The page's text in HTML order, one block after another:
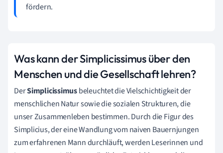
fördern.
Was kann der Simplicissimus über den
Menschen und die Gesellschaft lehren?
DerSimplicissimusbeleuchtet die Vielschichtigkeit der
menschlichen Natur sowie die sozialen Strukturen, die
unser Zusammenleben bestimmen. Durch die Figur des
Simplicius, der eine Wandlung vom naiven Bauernjungen
zum erfahrenen Mann durchläuft, werden Leserinnen und